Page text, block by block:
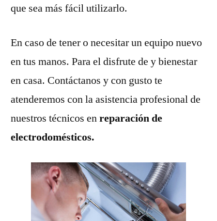
que sea más fácil utilizarlo.
En caso de tener o necesitar un equipo nuevo
en tus manos. Para el disfrute de y bienestar
en casa. Contáctanos y con gusto te
atenderemos con la asistencia profesional de
nuestros técnicos enreparación de
electrodomésticos.